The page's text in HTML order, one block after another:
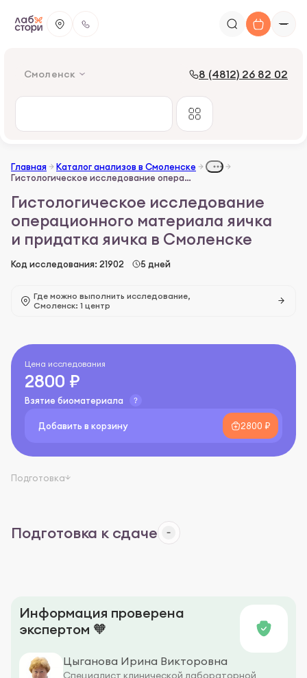
Смоленск 8 (4812) 26 82 02
Главная
Каталог анализов в Смоленске
Гистологическое исследование операционного материала яичка и придатка яичка
Гистологическое исследование
операционного материала яичка
и придатка яичка в Смоленске
Код исследования: 21902 5 дней
Где можно выполнить исследование,
Смоленск: 1 центр
Цена исследования
2800 ₽
Взятие биоматериала
Добавить в корзину 2800 ₽
Подготовка
Подготовка к сдаче
Информация проверена
экспертом 🧡
Цыганова Ирина Викторовна
Специалист клинической лабораторной